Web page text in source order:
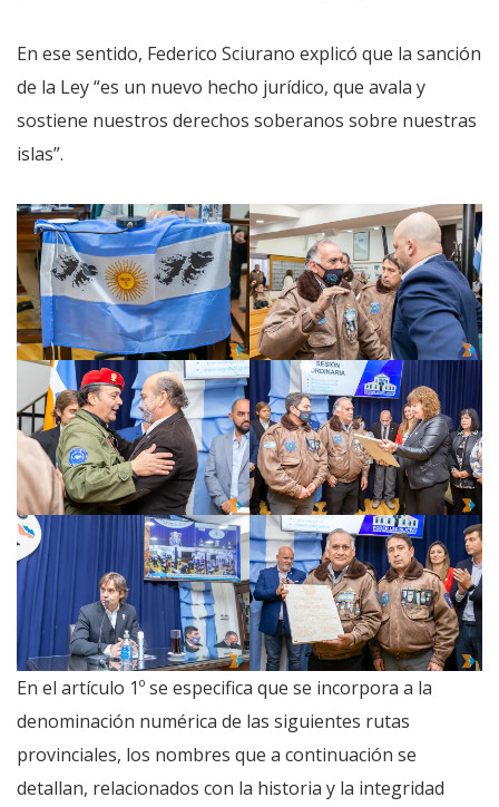
En ese sentido, Federico Sciurano explicó que la sanción
de la Ley “es un nuevo hecho jurídico, que avala y
sostiene nuestros derechos soberanos sobre nuestras
islas”.
En el artículo 1º se especifica que se incorpora a la
denominación numérica de las siguientes rutas
provinciales, los nombres que a continuación se
detallan, relacionados con la historia y la integridad